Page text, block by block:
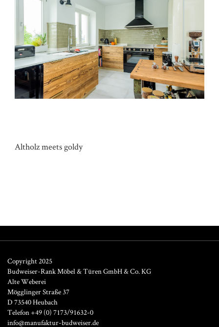
Altholz meets goldy
Copyright 2025
Budweiser-Rank Möbel & Türen GmbH & Co. KG
Alte Weberei
Mögglinger Straße 37
D 73540 Heubach
Telefon +49 (0) 7173/91632-0
info@manufaktur-budweiser.de